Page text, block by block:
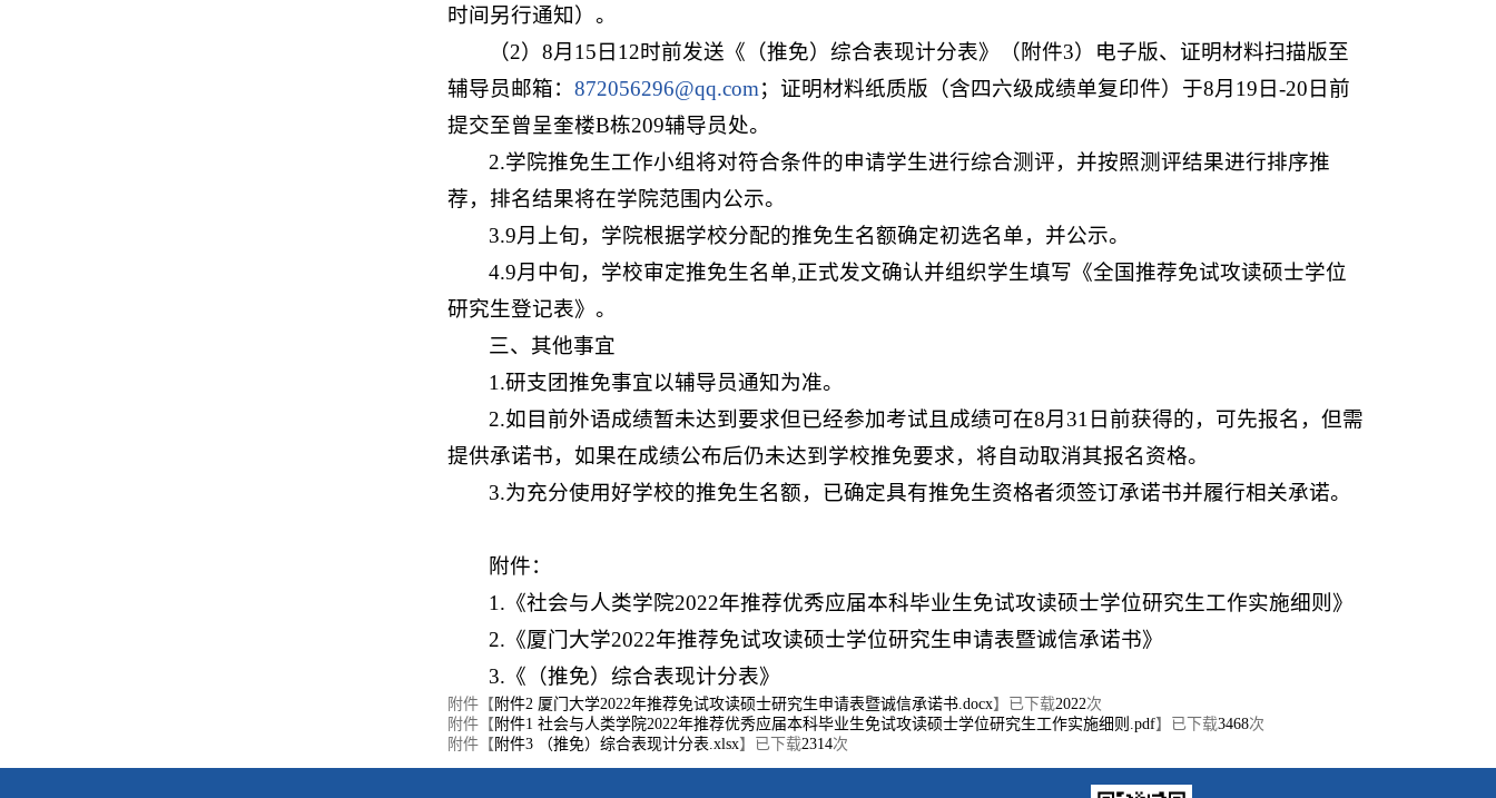
时间另行通知）。
（2）8月15日12时前发送《（推免）综合表现计分表》（附件3）电子版、证明材料扫描版至
辅导员邮箱： 872056296@qq.com；证明材料纸质版（含四六级成绩单复印件）于8月19日-20日前
提交至曾呈奎楼B栋209辅导员处。
2.学院推免生工作小组将对符合条件的申请学生进行综合测评，并按照测评结果进行排序推
荐，排名结果将在学院范围内公示。
3.9月上旬，学院根据学校分配的推免生名额确定初选名单，并公示。
4.9月中旬，学校审定推免生名单,正式发文确认并组织学生填写《全国推荐免试攻读硕士学位
研究生登记表》。
三、其他事宜
1.研支团推免事宜以辅导员通知为准。
2.如目前外语成绩暂未达到要求但已经参加考试且成绩可在8月31日前获得的，可先报名，但需
提供承诺书，如果在成绩公布后仍未达到学校推免要求，将自动取消其报名资格。
3.为充分使用好学校的推免生名额，已确定具有推免生资格者须签订承诺书并履行相关承诺。
附件：
1.《社会与人类学院2022年推荐优秀应届本科毕业生免试攻读硕士学位研究生工作实施细则》
2.《厦门大学2022年推荐免试攻读硕士学位研究生申请表暨诚信承诺书》
3.《（推免）综合表现计分表》
附件【 附件2 厦门大学2022年推荐免试攻读硕士研究生申请表暨诚信承诺书.docx】已下载2022次
附件【 附件1 社会与人类学院2022年推荐优秀应届本科毕业生免试攻读硕士学位研究生工作实施细则.pdf】已下载3468次
附件【 附件3 （推免）综合表现计分表.xlsx】已下载2314次